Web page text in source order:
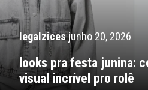
legalzicesjunho 20, 2026
looks pra festa junina:
visual incrível pro rolê